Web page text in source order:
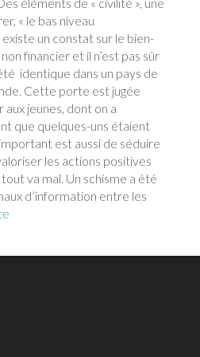
« le bas niveau
existe un constat sur le bien-
financier et il n’est pas sûr
identique dans un pays de
Cette porte est jugée
jeunes, dont on a
que quelques-uns étaient
est aussi de séduire
les actions positives
va mal. Un schisme a été
d’information entre les